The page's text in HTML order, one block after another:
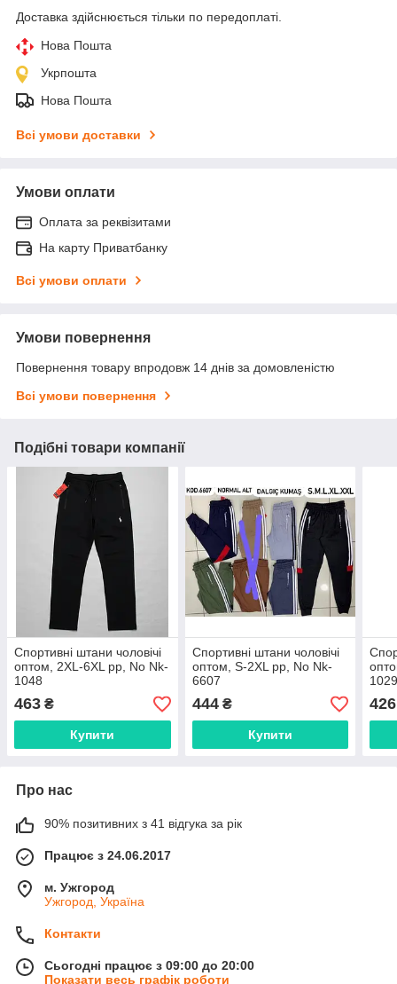
Доставка здійснюється тільки по передоплаті.
Нова Пошта
Укрпошта
Нова Пошта
Всі умови доставки
Умови оплати
Оплата за реквізитами
На карту Приватбанку
Всі умови оплати
Умови повернення
Повернення товару впродовж 14 днів за домовленістю
Всі умови повернення
Подібні товари компанії
Спортивні штани чоловічі
оптом, 2XL-6XL рр, No Nk-
1048
463 ₴
Купити
Спортивні штани чоловічі
оптом, S-2XL рр, No Nk-
6607
444₴
Купити
426
Про нас
90% позитивних з 41 відгука за рік
Працює з 24.06.2017
м. Ужгород
Ужгород, Україна
Контакти
Сьогодні працює з 09:00 до 20:00
Показати весь графік роботи